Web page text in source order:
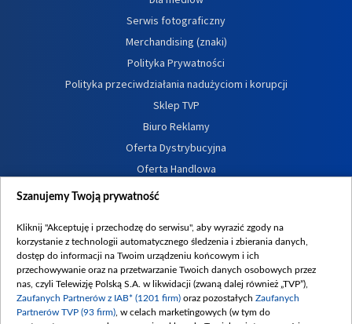
Serwis fotograficzny
Merchandising (znaki)
Polityka Prywatności
Polityka przeciwdziałania nadużyciom i korupcji
Sklep TVP
Biuro Reklamy
Oferta Dystrybucyjna
Oferta Handlowa
Dostępność
Procedura zgłoszeń wewnętrznych
Szanujemy Twoją prywatność
Kliknij "Akceptuję i przechodzę do serwisu", aby wyrazić zgody na
korzystanie z technologii automatycznego śledzenia i zbierania danych,
dostęp do informacji na Twoim urządzeniu końcowym i ich
przechowywanie oraz na przetwarzanie Twoich danych osobowych przez
nas, czyli Telewizję Polską S.A. w likwidacji (zwaną dalej również „TVP”),
Zaufanych Partnerów z IAB* (1201 firm) oraz pozostałych Zaufanych
Partnerów TVP (93 firm) , w celach marketingowych (w tym do